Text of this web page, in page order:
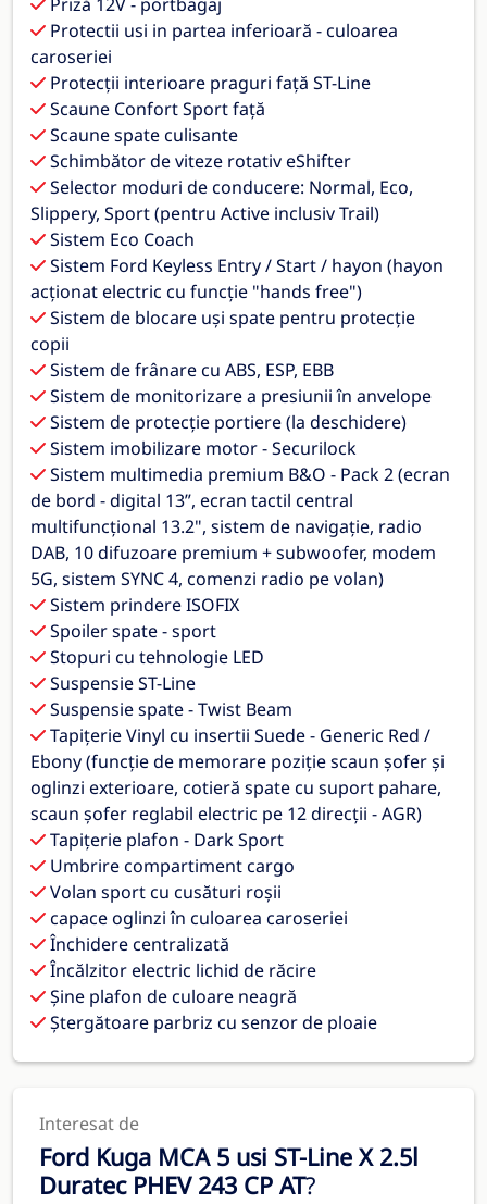
Protectii usi in partea inferioară - culoarea
caroseriei
Protecții interioare praguri față ST-Line
Scaune Confort Sport față
Scaune spate culisante
Schimbător de viteze rotativ eShifter
Selector moduri de conducere: Normal, Eco,
Slippery, Sport (pentru Active inclusiv Trail)
Sistem Eco Coach
Sistem Ford Keyless Entry / Start / hayon (hayon
acționat electric cu funcție "hands free")
Sistem de blocare uși spate pentru protecție
copii
Sistem de frânare cu ABS, ESP, EBB
Sistem de monitorizare a presiunii în anvelope
Sistem de protecție portiere (la deschidere)
Sistem imobilizare motor - Securilock
Sistem multimedia premium B&O - Pack 2 (ecran
de bord - digital 13”, ecran tactil central
multifuncțional 13.2", sistem de navigație, radio
DAB, 10 difuzoare premium + subwoofer, modem
5G, sistem SYNC 4, comenzi radio pe volan)
Sistem prindere ISOFIX
Spoiler spate - sport
Stopuri cu tehnologie LED
Suspensie ST-Line
Suspensie spate - Twist Beam
Tapițerie Vinyl cu insertii Suede - Generic Red /
Ebony (funcție de memorare poziție scaun șofer și
oglinzi exterioare, cotieră spate cu suport pahare,
scaun șofer reglabil electric pe 12 direcții - AGR)
Tapițerie plafon - Dark Sport
Umbrire compartiment cargo
Volan sport cu cusături roșii
capace oglinzi în culoarea caroseriei
Închidere centralizată
Încălzitor electric lichid de răcire
Șine plafon de culoare neagră
Ștergătoare parbriz cu senzor de ploaie
Interesat de
Ford Kuga MCA 5 usi ST-Line X 2.5l
Duratec PHEV 243 CP AT?